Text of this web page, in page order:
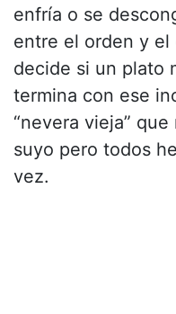
enfría o se
entre el orden y el
decide si un plato
termina con ese
“nevera vieja”
suyo pero todos
vez.